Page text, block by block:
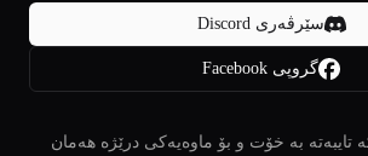
سێرڤەری Discord
گروپی Facebook
تایبەتە بە خۆت و بۆ ماوەیەکی درێژە هەمان